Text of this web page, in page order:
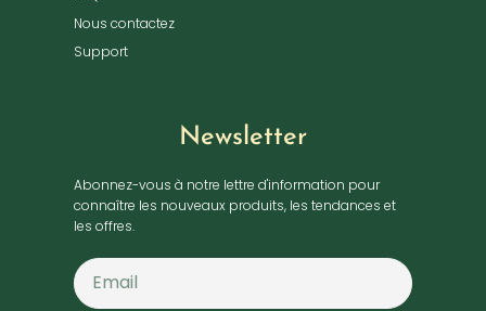
Nous contactez
Support
Newsletter
Abonnez-vous à notre lettre d'information pour
connaître les nouveaux produits, les tendances et
les offres.